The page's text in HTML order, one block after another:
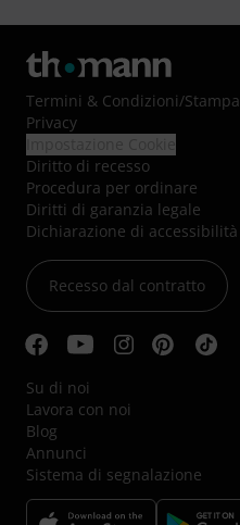
Termini & Condizioni/Stampa
Privacy
Diritto di recesso
Procedura per ordinare
Diritti di garanzia legale
Dichiarazione di accessibilità
Recesso dal contratto
Su di noi
Lavora con noi
Blog
Annunci
Sistema di segnalazione